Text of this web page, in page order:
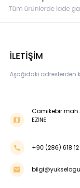
İLETİŞİM
Aşağıdaki adreslerden
Camikebir
EZİNE
+90 (286) 618 12